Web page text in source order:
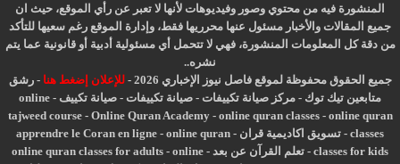
المنشورة فيه من محتوي وصور وفيديوهات لأنها لا تعبر عن رأي الموقع، حيث ان
جميع المقالات والأخبار مسئول عنها محرريها فقط، وإدارة الموقع رغم سعيها للتأكد
من دقة كل المعلومات المنشورة، فهي لا تتحمل أي مسئولية أدبية أو قانونية عما يتم
نشره..
جميع الحقوق محفوظة لموقع فاصل نيوز الإخباري 2026 -
للإعلان إضغط هنا -رشق
متابعين تيك توك - مركز صيانة تكييفات - صيانة تكييفات - صيانة تكييف -
online
tajweed course- Online Quran Academy- online quran classes- online quran
classes
- تسويق اكاديمية قران -
apprendre le Coran en ligne - online quran
classes for kids
- تعلم القرآن عن بعد -
online quran classes for adults - online